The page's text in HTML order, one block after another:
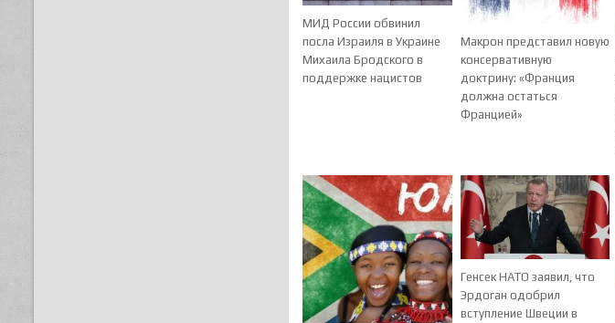
МИД России обвинил
посла Израиля в Украине
Михаила Бродского в
поддержке нацистов
Макрон представил новую
консервативную
доктрину: «Франция
должна остаться
Францией»
Генсек НАТО заявил, что
Эрдоган одобрил
вступление Швеции в